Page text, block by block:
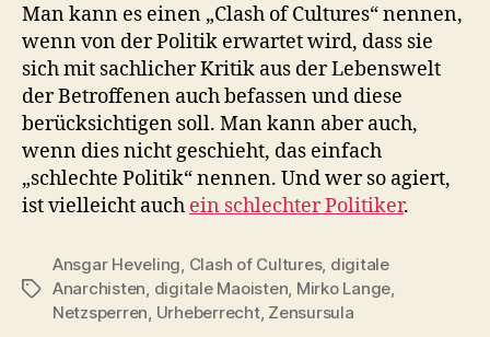
Man kann es einen „Clash of Cultures“ nennen,
wenn von der Politik erwartet wird, dass sie
sich mit sachlicher Kritik aus der Lebenswelt
der Betroffenen auch befassen und diese
berücksichtigen soll. Man kann aber auch,
wenn dies nicht geschieht, das einfach
„schlechte Politik“ nennen. Und wer so agiert,
ist vielleicht auch ein schlechter Politiker.
Schlagwörter
Ansgar Heveling Clash of Cultures, digitale
Anarchisten digitale Maoisten Mirko Lange
Netzsperren Urheberrecht, Zensursula